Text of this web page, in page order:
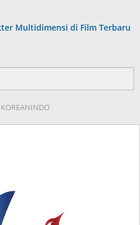
Multidimensi di Film Terbaru